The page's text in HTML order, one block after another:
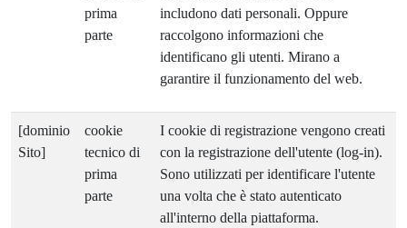
prima
parte
includono dati personali. Oppure
raccolgono informazioni che
identificano gli utenti. Mirano a
garantire il funzionamento del web.
[dominio
Sito]
cookie
tecnico di
prima
parte
I cookie di registrazione vengono creati
con la registrazione dell'utente (log-in).
Sono utilizzati per identificare l'utente
una volta che è stato autenticato
all'interno della piattaforma.